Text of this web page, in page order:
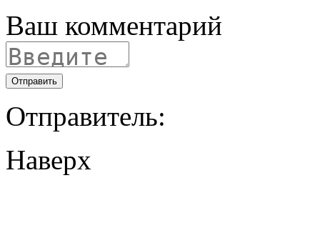
Ваш комментарий
Отправить
Отправитель:
Наверх